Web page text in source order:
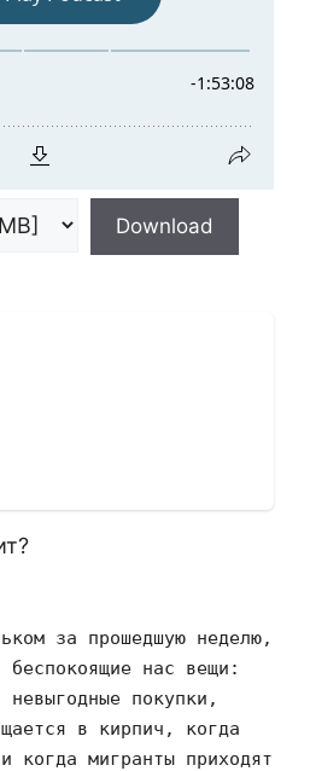
Download
за прошедшую неделю,
нас вещи:
невыгодные покупки,
в кирпич, когда
когда мигранты приходят